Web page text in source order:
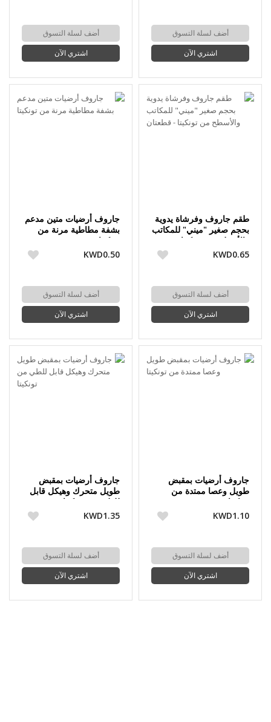
أضف لسلة التسوق
اشتري الآن
أضف لسلة التسوق
اشتري الآن
طقم جاروف وفرشاة يدوية
بحجم صغير "ميني" للمكاتب
والأسطح من تونكيتا -
قطعتان
KWD0.65
أضف لسلة التسوق
اشتري الآن
جاروف أرضيات متين مدعم
بشفة مطاطية مرنة من
تونكيتا
KWD0.50
أضف لسلة التسوق
اشتري الآن
جاروف أرضيات بمقبض
طويل وعصا ممتدة من
تونكيتا
KWD1.10
أضف لسلة التسوق
اشتري الآن
جاروف أرضيات بمقبض
طويل متحرك وهيكل قابل
للطي من تونكيتا
KWD1.35
أضف لسلة التسوق
اشتري الآن